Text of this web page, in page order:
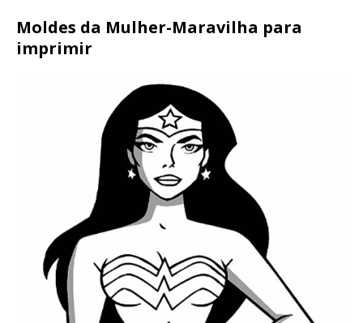
Moldes da Mulher-Maravilha para
imprimir